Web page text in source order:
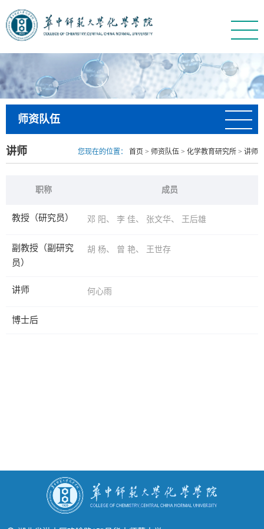
师资队伍
讲师 您现在的位置： 首页 > 师资队伍 > 化学教育研究所 > 讲师
职称 成员
教授（研究员） 邓 阳 、 李 佳、 张文华、 王后雄
副教授（副研究
员）
胡 杨、 曾 艳、 王世存
讲师 何心雨
博士后